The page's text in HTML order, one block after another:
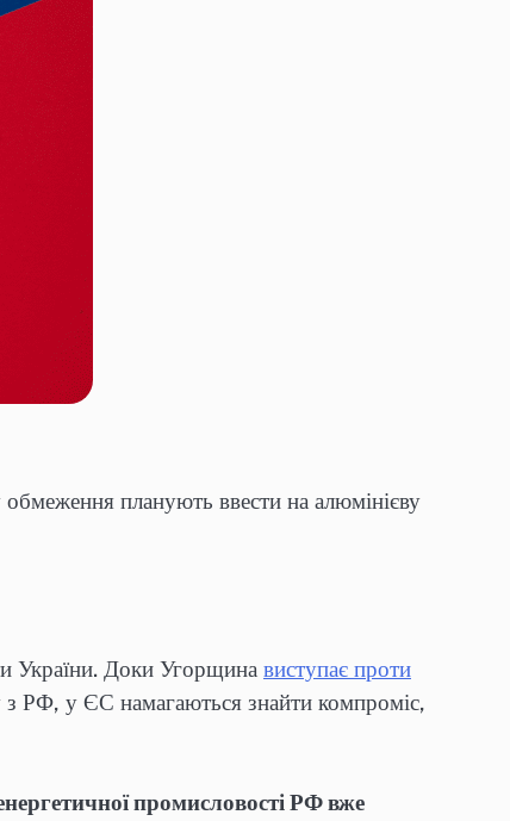
планують ввести на алюмінієву
України. Доки Угорщина виступає проти
з РФ, у ЄС намагаються знайти компроміс,
промисловості РФ вже